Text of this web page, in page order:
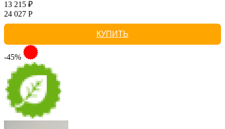
13 215 ₽
24 027 Р
КУПИТЬ
-45%